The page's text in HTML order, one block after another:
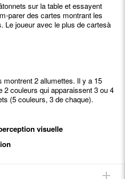
sur la table et essayent
parer des cartes montrant les
Le joueur avec le plus de cartesà
2 allumettes. Il y a 15
2 couleurs qui apparaissent 3 ou 4
(5 couleurs, 3 de chaque).
visuelle